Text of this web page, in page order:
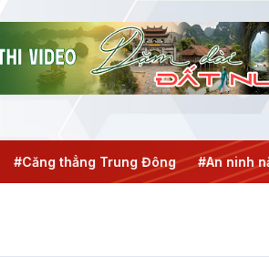
Trung Đông #An ninh năng lượng